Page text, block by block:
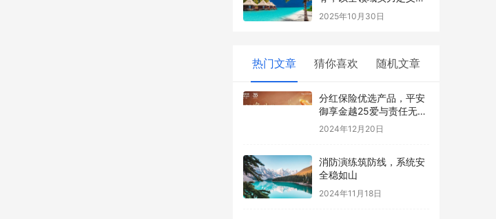
华越野新标杆
2025年10月30日
热门文章 猜你喜欢 随机文章
分红保险优选产品，平安
御享金越25爱与责任无缝
传承
2024年12月20日
消防演练筑防线，系统安
全稳如山
2024年11月18日